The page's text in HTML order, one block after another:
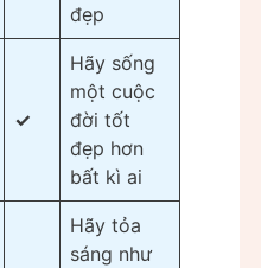
đẹp
✓
Hãy sống
một cuộc
đời tốt
đẹp hơn
bất kì ai
Hãy tỏa
sáng như